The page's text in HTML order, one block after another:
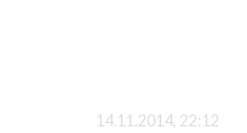
14.11.2014, 22:12